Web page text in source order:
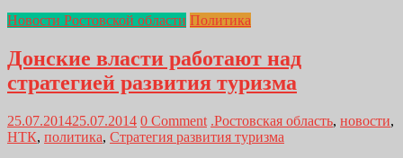
Новости Ростовской области Политика
Донские власти работают над
стратегией развития туризма
25.07.201425.07.2014 0 Comment .Ростовская область, новости,
НТК, политика, Стратегия развития туризма